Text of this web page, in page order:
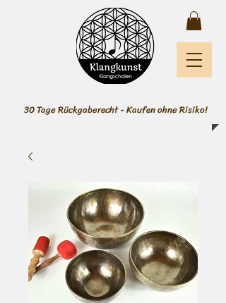
30 Tage Rückgaberecht - Kaufen ohne Risiko!